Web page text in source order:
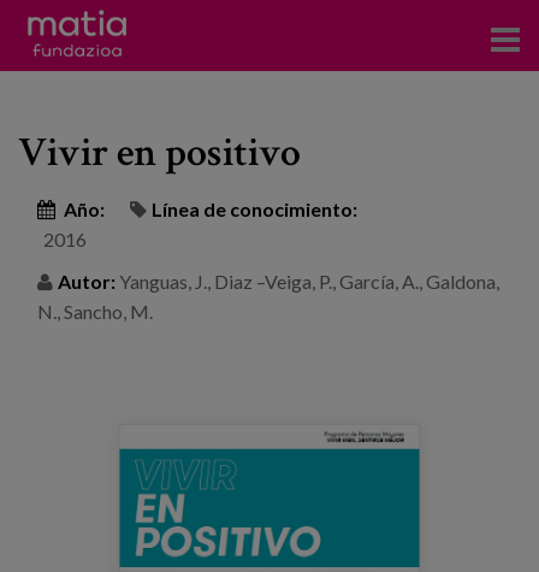
Servicios
Eventos
Trabaja con nosotros
Canal de denuncias
Vivir en positivo
Año:
2016
Línea de conocimiento:
Autor: Yanguas, J., Diaz –Veiga, P., García, A., Galdona,
N., Sancho, M.